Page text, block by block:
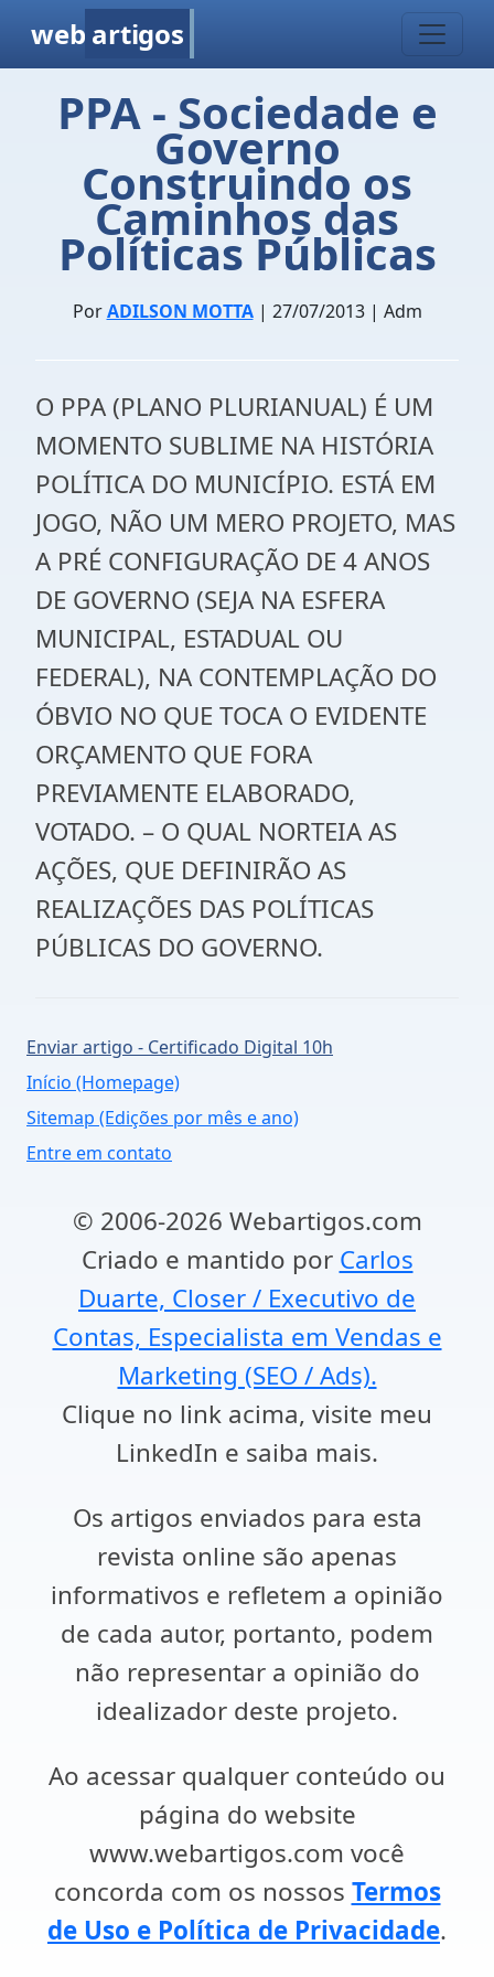
web artigos
PPA - Sociedade e
Governo
Construindo os
Caminhos das
Políticas Públicas
PorADILSON MOTTA| 27/07/2013 | Adm
O PPA (PLANO PLURIANUAL) É UM
MOMENTO SUBLIME NA HISTÓRIA
POLÍTICA DO MUNICÍPIO. ESTÁ EM
JOGO, NÃO UM MERO PROJETO, MAS
A PRÉ CONFIGURAÇÃO DE 4 ANOS
DE GOVERNO (SEJA NA ESFERA
MUNICIPAL, ESTADUAL OU
FEDERAL), NA CONTEMPLAÇÃO DO
ÓBVIO NO QUE TOCA O EVIDENTE
ORÇAMENTO QUE FORA
PREVIAMENTE ELABORADO,
VOTADO. – O QUAL NORTEIA AS
AÇÕES, QUE DEFINIRÃO AS
REALIZAÇÕES DAS POLÍTICAS
PÚBLICAS DO GOVERNO.
Enviar artigo - Certificado Digital 10h
Início (Homepage)
Sitemap (Edições por mês e ano)
Entre em contato
© 2006-2026 Webartigos.com
Criado e mantido por Carlos
Duarte, Closer / Executivo de
Contas, Especialista em Vendas e
Marketing (SEO / Ads).
Clique no link acima, visite meu
LinkedIn e saiba mais.
Os artigos enviados para esta
revista online são apenas
informativos e refletem a opinião
de cada autor, portanto, podem
não representar a opinião do
idealizador deste projeto.
Ao acessar qualquer conteúdo ou
página do website
www.webartigos.com você
concorda com os nossos Termos
de Uso e Política de Privacidade.